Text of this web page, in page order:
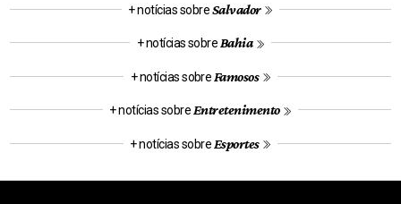
+ notícias sobreSalvador
+ notícias sobreBahia
+ notícias sobre Famosos
+ notícias sobreEntretenimento
+ notícias sobre Esportes